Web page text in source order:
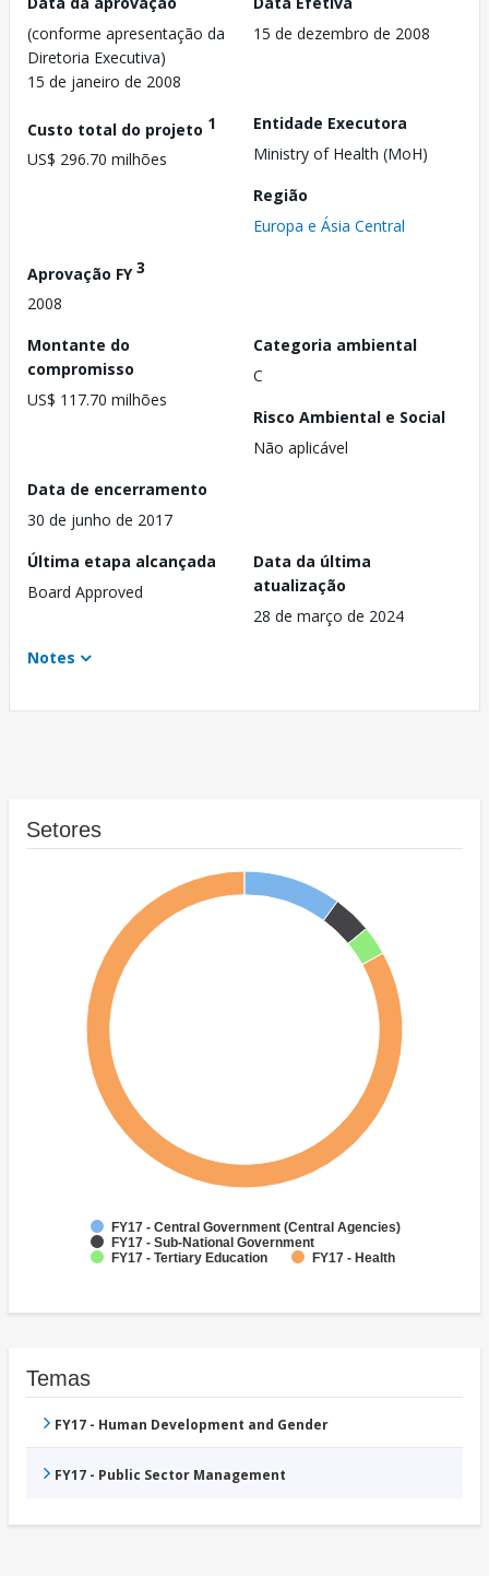
(conforme apresentação da
Diretoria Executiva)
15 de janeiro de 2008
15 de dezembro de 2008
Custo total do projeto 1
US$ 296.70 milhões
Entidade Executora
Ministry of Health (MoH)
Região
Europa e Ásia Central
Aprovação FY3
2008
Montante do
compromisso
US$ 117.70 milhões
Categoria ambiental
C
Risco Ambiental e Social
Não aplicável
Data de encerramento
30 de junho de 2017
Última etapa alcançada
Board Approved
Data da última
atualização
28 de março de 2024
Notes
Setores
FY17 - Central Government (Central Agencies)
FY17 - Sub-National Government
FY17 - Tertiary Education
FY17 - Health
Temas
FY17 - Human Development and Gender
FY17 - Public Sector Management